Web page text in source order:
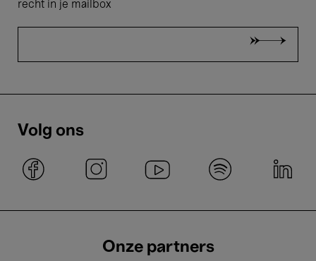
recht in je mailbox
Volg ons
Onze partners